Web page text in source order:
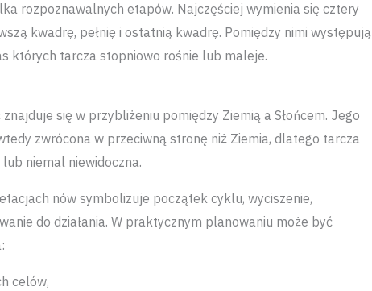
rozpoznawalnych etapów. Najczęściej wymienia się cztery
kwadrę, pełnię i ostatnią kwadrę. Pomiędzy nimi występują
których tarcza stopniowo rośnie lub maleje.
się w przybliżeniu pomiędzy Ziemią a Słońcem. Jego
zwrócona w przeciwną stronę niż Ziemia, dlatego tarcza
niemal niewidoczna.
nów symbolizuje początek cyklu, wyciszenie,
do działania. W praktycznym planowaniu może być
celów,